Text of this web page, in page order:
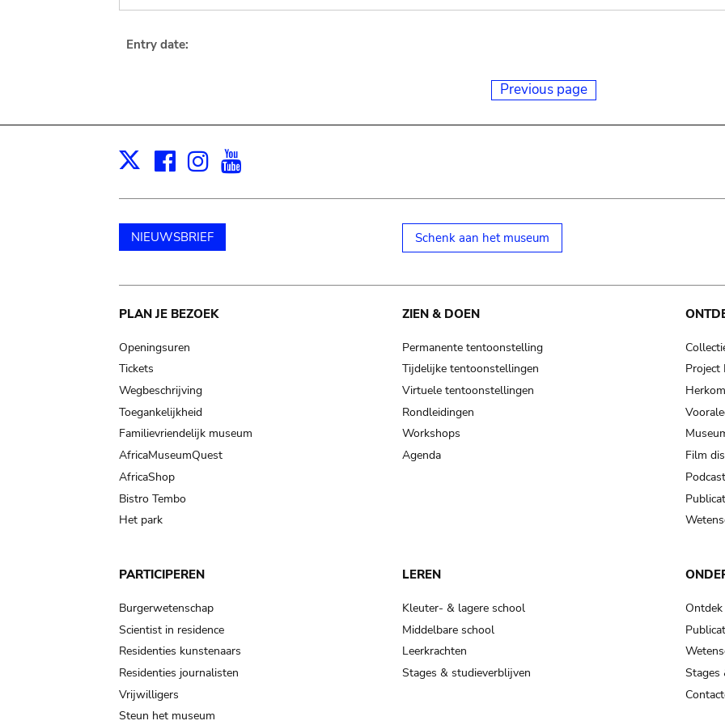
Entry date:
Previous page
X Facebook
Instagram
NIEUWSBRIEF Schenk aan het museum
Main
navigation
PLAN JE BEZOEK
Openingsuren
Tickets
Wegbeschrijving
Toegankelijkheid
Familievriendelijk museum
AfricaMuseumQuest
AfricaShop
Bistro Tembo
Het park
ZIEN & DOEN
Permanente tentoonstelling
Tijdelijke tentoonstellingen
Virtuele tentoonstellingen
Rondleidingen
Workshops
Agenda
Project
Film
PARTICIPEREN
Burgerwetenschap
Scientist in residence
Residenties kunstenaars
Residenties journalisten
Vrijwilligers
Steun het museum
LEREN
Kleuter- & lagere school
Middelbare school
Leerkrachten
Stages & studieverblijven
Stages